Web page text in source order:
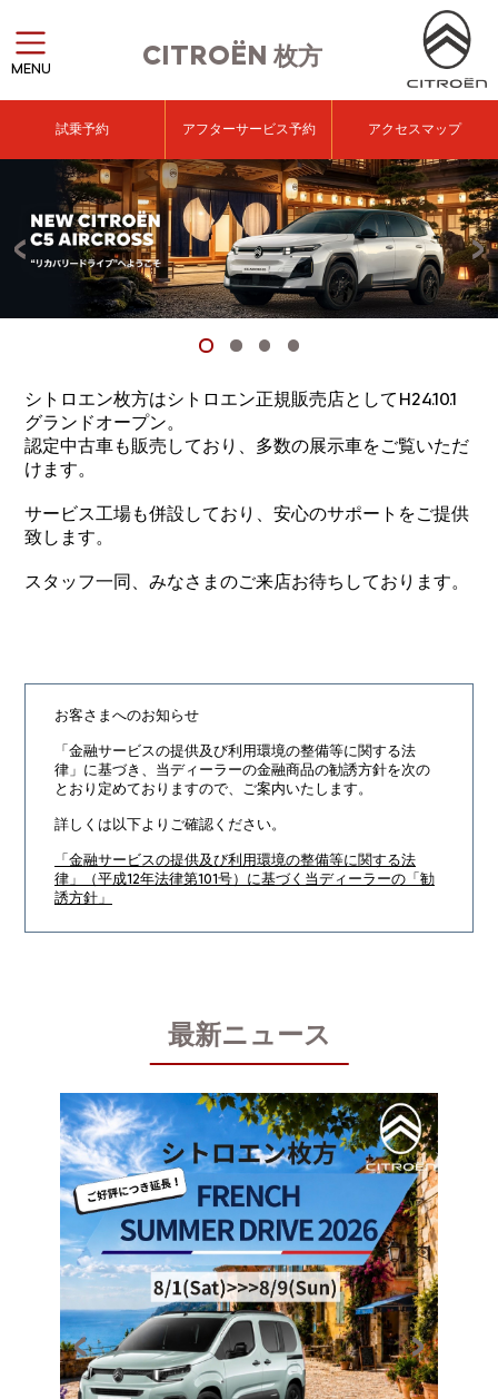
CITROËN 枚方
MENU
試乗予約 アフターサービス予約 アクセスマップ
シトロエン枚方はシトロエン正規販売店としてH24.10.1
グランドオープン。
認定中古車も販売しており、多数の展示車をご覧いただ
けます。
サービス工場も併設しており、安心のサポートをご提供
致します。
スタッフ一同、みなさまのご来店お待ちしております。
お客さまへのお知らせ
「金融サービスの提供及び利用環境の整備等に関する法
律」に基づき、 当ディーラーの金融商品の勧誘方針を次の
とおり定めておりますので、ご案内いたします。
詳しくは以下よりご確認ください。
「金融サービスの提供及び利用環境の整備等に関する法
律」（平成12年法律第101号）に基づく当ディーラーの「勧
誘方針」
最新ニュース
NEW